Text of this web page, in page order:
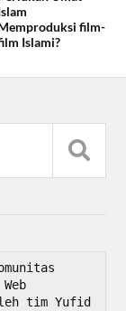
film-
Islami?
tim Yufid